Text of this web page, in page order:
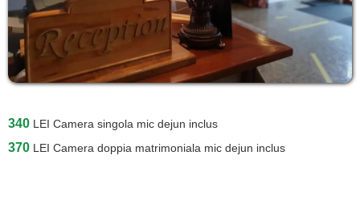
340 LEI Camera singola mic dejun inclus
370 LEI Camera doppia matrimoniala mic dejun inclus